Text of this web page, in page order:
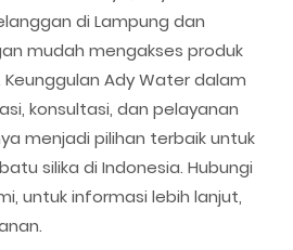
di Lampung dan
mudah mengakses produk
Ady Water dalam
konsultasi, dan pelayanan
menjadi pilihan terbaik untuk
silika di Indonesia. Hubungi
untuk informasi lebih lanjut,